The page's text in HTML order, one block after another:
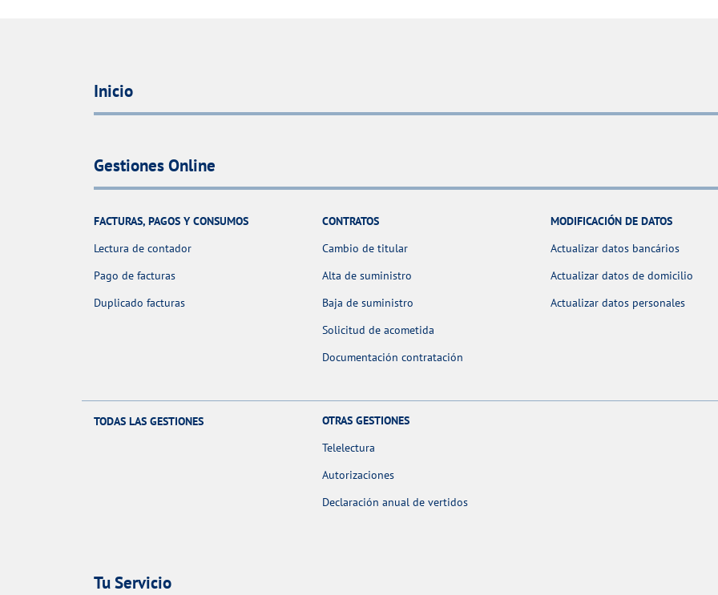
Inicio
Gestiones Online
FACTURAS, PAGOS Y CONSUMOS
Lectura de contador
Pago de facturas
Duplicado facturas
CONTRATOS
Cambio de titular
Alta de suministro
Baja de suministro
Solicitud de acometida
Documentación contratación
MODIFICACIÓN DE DATOS
Actualizar datos bancários
Actualizar datos de domicilio
Actualizar datos personales
TODAS LAS GESTIONES
OTRAS GESTIONES
Telelectura
Autorizaciones
Declaración anual de vertidos
Tu Servicio